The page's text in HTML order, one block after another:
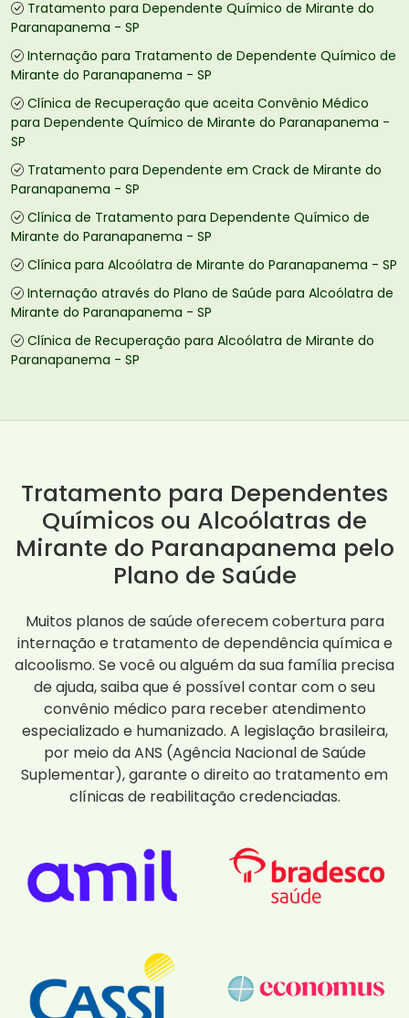
Tratamento para Dependente Químico de Mirante do
Paranapanema - SP
Internação para Tratamento de Dependente Químico de
Mirante do Paranapanema - SP
Clínica de Recuperação que aceita Convênio Médico
para Dependente Químico de Mirante do Paranapanema -
SP
Tratamento para Dependente em Crack de Mirante do
Paranapanema - SP
Clínica de Tratamento para Dependente Químico de
Mirante do Paranapanema - SP
Clínica para Alcoólatra de Mirante do Paranapanema - SP
Internação através do Plano de Saúde para Alcoólatra de
Mirante do Paranapanema - SP
Clínica de Recuperação para Alcoólatra de Mirante do
Paranapanema - SP
Tratamento para Dependentes
Químicos ou Alcoólatras de
Mirante do Paranapanema pelo
Plano de Saúde
Muitos planos de saúde oferecem cobertura para
internação e tratamento de dependência química e
alcoolismo. Se você ou alguém da sua família precisa
de ajuda, saiba que é possível contar com o seu
convênio médico para receber atendimento
especializado e humanizado. A legislação brasileira,
por meio da ANS (Agência Nacional de Saúde
Suplementar), garante o direito ao tratamento em
clínicas de reabilitação credenciadas.